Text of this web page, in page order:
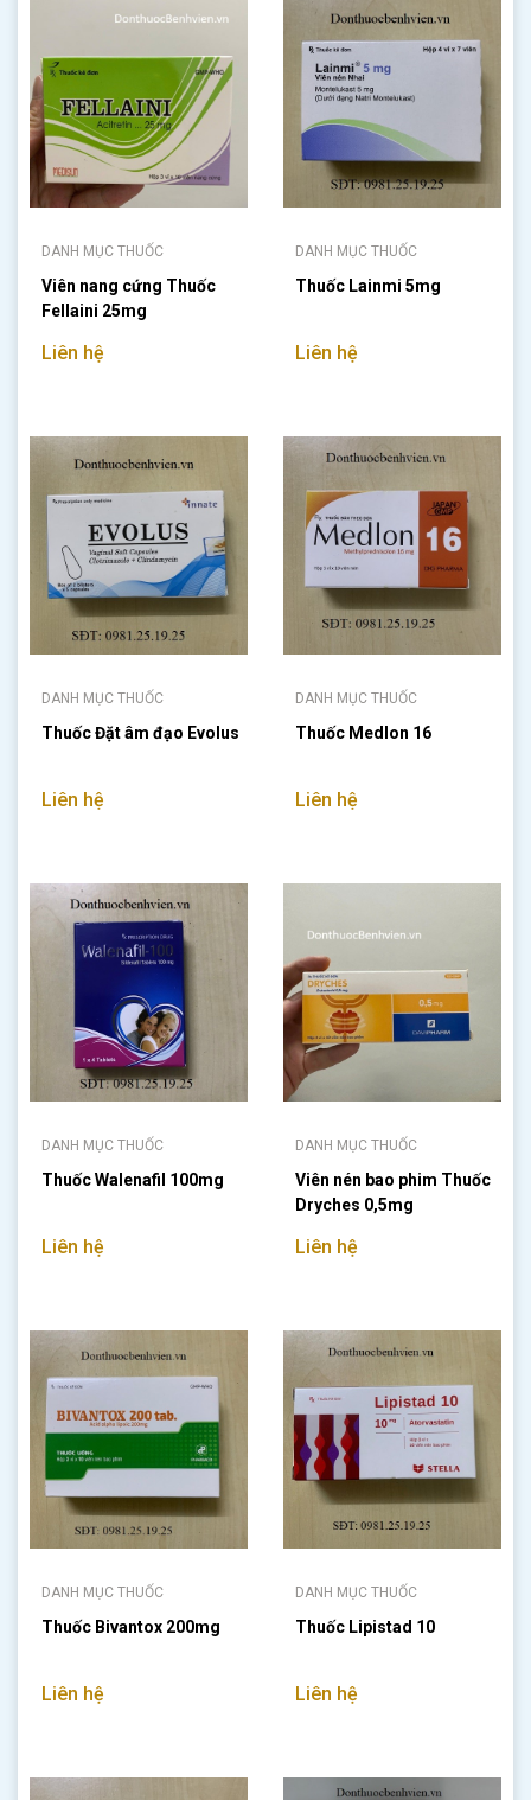
DANH MỤC THUỐC
Viên nang cứng Thuốc
Fellaini 25mg
Liên hệ
DANH MỤC THUỐC
Thuốc Lainmi 5mg
Liên hệ
DANH MỤC THUỐC
Thuốc Đặt âm đạo Evolus
Liên hệ
DANH MỤC THUỐC
Thuốc Medlon 16
Liên hệ
DANH MỤC THUỐC
Thuốc Walenafil 100mg
Liên hệ
DANH MỤC THUỐC
Viên nén bao phim Thuốc
Dryches 0,5mg
Liên hệ
DANH MỤC THUỐC
Thuốc Bivantox 200mg
Liên hệ
DANH MỤC THUỐC
Thuốc Lipistad 10
Liên hệ